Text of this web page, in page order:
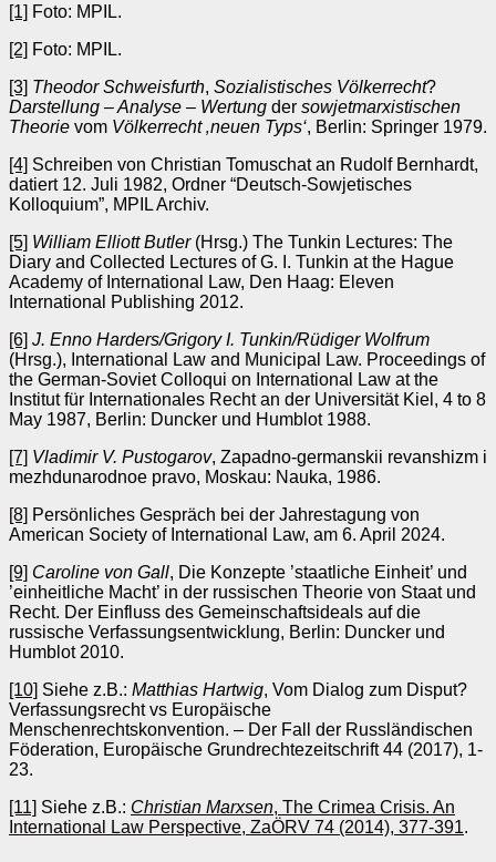
[1] Foto: MPIL.
[2] Foto: MPIL.
[3] Theodor Schweisfurth, Sozialistisches Völkerrecht?
Darstellung – Analyse – Wertung der sowjetmarxistischen
Theorie vom Völkerrecht ‚neuen Typs‘, Berlin: Springer 1979.
[4] Schreiben von Christian Tomuschat an Rudolf Bernhardt,
datiert 12. Juli 1982, Ordner “Deutsch-Sowjetisches
Kolloquium”, MPIL Archiv.
[5] William Elliott Butler(Hrsg.) The Tunkin Lectures: The
Diary and Collected Lectures of G. I. Tunkin at the Hague
Academy of International Law, Den Haag: Eleven
International Publishing 2012.
[6] J. Enno Harders/Grigory I. Tunkin/Rüdiger Wolfrum
(Hrsg.), International Law and Municipal Law. Proceedings of
the German-Soviet Colloqui on International Law at the
Institut für Internationales Recht an der Universität Kiel, 4 to 8
May 1987, Berlin: Duncker und Humblot 1988.
[7] Vladimir V. Pustogarov, Zapadno-germanskii revanshizm i
mezhdunarodnoe pravo, Moskau: Nauka, 1986.
[8] Persönliches Gespräch bei der Jahrestagung von
American Society of International Law, am 6. April 2024.
[9] Caroline von Gall, Die Konzepte ’staatliche Einheit’ und
’einheitliche Macht’ in der russischen Theorie von Staat und
Recht. Der Einfluss des Gemeinschaftsideals auf die
russische Verfassungsentwicklung, Berlin: Duncker und
Humblot 2010.
[10] Siehe z.B.: Matthias Hartwig, Vom Dialog zum Disput?
Verfassungsrecht vs Europäische
Menschenrechtskonvention. – Der Fall der Russländischen
Föderation, Europäische Grundrechtezeitschrift 44 (2017), 1-
23.
[11] Siehe z.B.: Christian Marxsen, The Crimea Crisis. An
International Law Perspective, ZaÖRV 74 (2014), 377-391.